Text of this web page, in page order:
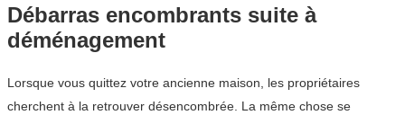
Débarras encombrants suite à
déménagement
Lorsque vous quittez votre ancienne maison, les propriétaires
cherchent à la retrouver désencombrée. La même chose se